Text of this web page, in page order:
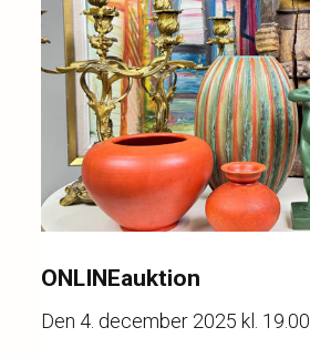
ONLINEauktion
Den 4. december 2025 kl. 19.00